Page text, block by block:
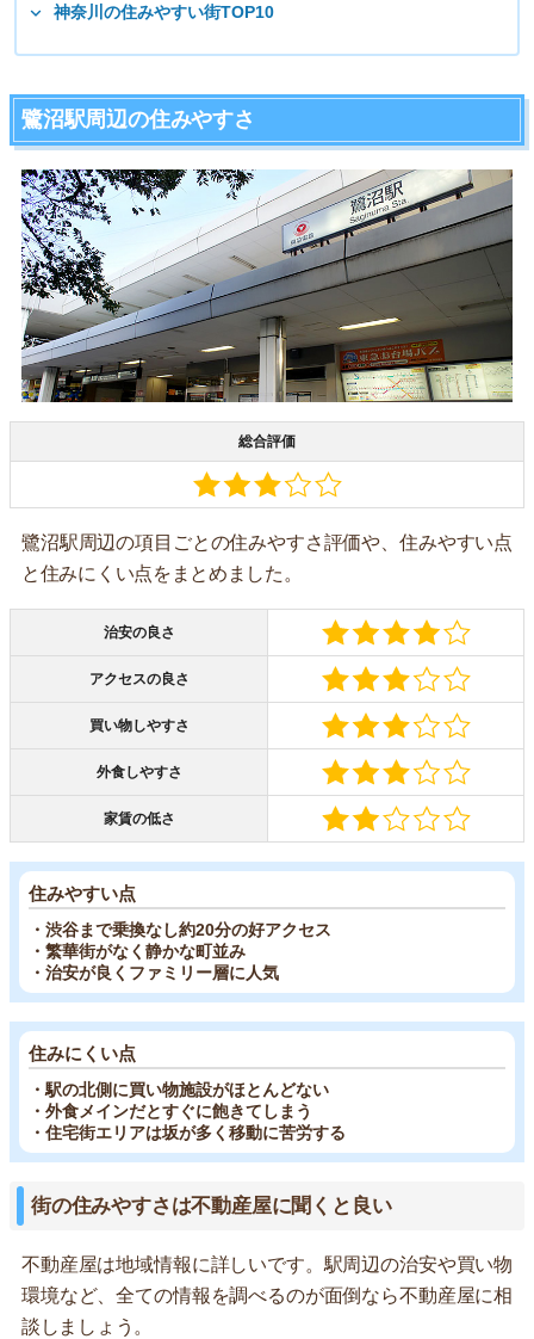
神奈川の住みやすい街TOP10
鷺沼駅周辺の住みやすさ
総合評価
鷺沼駅周辺の項目ごとの住みやすさ評価や、住みやすい点
と住みにくい点をまとめました。
治安の良さ
アクセスの良さ
買い物しやすさ
外食しやすさ
家賃の低さ
住みやすい点
・渋谷まで乗換なし約20分の好アクセス
・繁華街がなく静かな町並み
・治安が良くファミリー層に人気
住みにくい点
・駅の北側に買い物施設がほとんどない
・外食メインだとすぐに飽きてしまう
・住宅街エリアは坂が多く移動に苦労する
街の住みやすさは不動産屋に聞くと良い
不動産屋は地域情報に詳しいです。駅周辺の治安や買い物
環境など、全ての情報を調べるのが面倒なら不動産屋に相
談しましょう。